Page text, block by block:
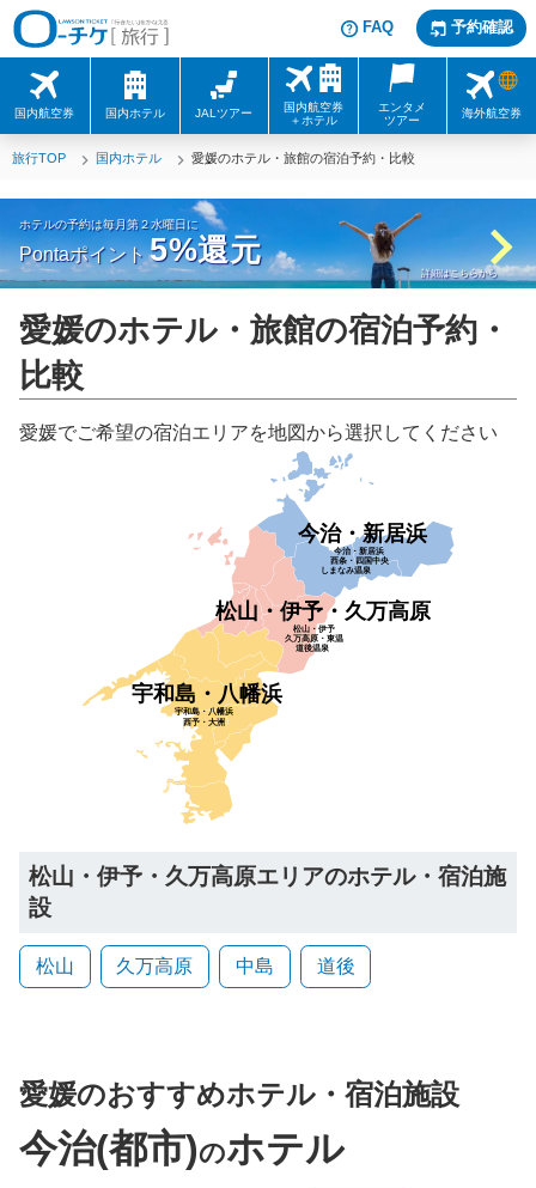
FAQ 予約確認
国内航空券 国内ホテル JALツアー
国内航空券
＋ホテル
エンタメ
ツアー
海外航空券
旅行TOP 国内ホテル 愛媛のホテル・旅館の宿泊予約・比較
ホテルの予約は毎月第２水曜日に
Pontaポイント5%還元
詳細はこちらから
愛媛のホテル・旅館の宿泊予約・
比較
愛媛でご希望の宿泊エリアを地図から選択してください
松山・伊予・久万高原
松山・伊予
久万高原・東温
道後温泉
今治・新居浜
今治・新居浜
西条・四国中央
しまなみ温泉
宇和島・八幡浜
宇和島・八幡浜
西予・大洲
松山・伊予・久万高原エリアのホテル・宿泊施
設
松山 久万高原 中島 道後
愛媛のおすすめホテル・宿泊施設
今治(都市)